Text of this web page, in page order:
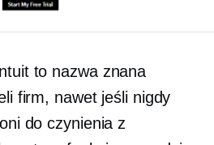
to nazwa znana
firm, nawet jeśli nigdy
do czynienia z